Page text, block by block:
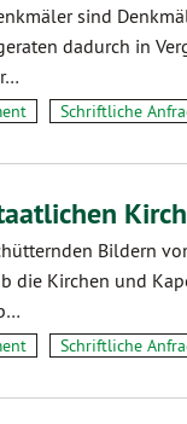
sind
dadurch in
Schriftliche
Bildern
die Kirchen und
Schriftliche